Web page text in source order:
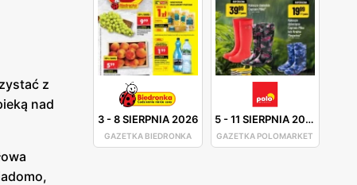
3-8 SIERPNIA 2026
GAZETKA BIEDRONKA
5-11 SIERPNIA 2026
GAZETKA POLOMARKET
z
nad